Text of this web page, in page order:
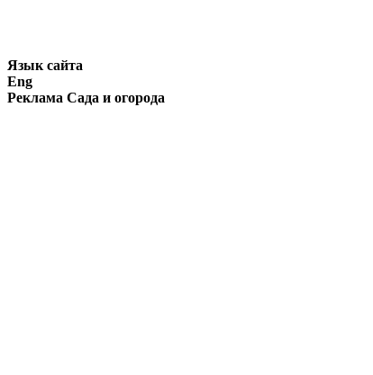
Язык сайта
Eng
Реклама Сада и огорода